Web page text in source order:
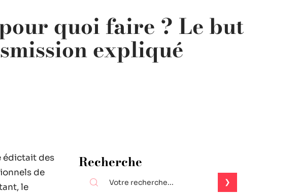
quoi faire ? Le but
expliqué
édictait des
de
le
Recherche